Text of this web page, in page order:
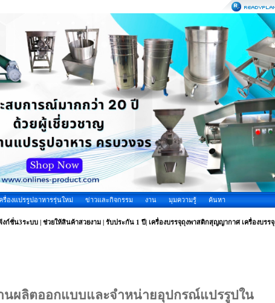
องแปรรูปอาหารรุ่นใหม่ ข่าวและกิจกรรม งาน มุมความรู้
ค้นหา
ชั่น3ระบบ | ช่วยให้สินค้าสวยงาม | รับประกัน 1 ปี| เครื่องบรรจุถุงพาสติกสุญญากาศ เครื่องบรรจุ
นผลิตออกแบบและจำหน่ายอุปกรณ์แปรรูปใน